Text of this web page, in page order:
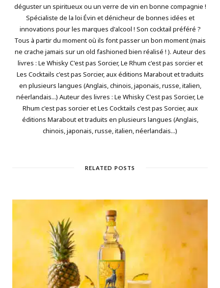
déguster un spiritueux ou un verre de vin en bonne compagnie !
Spécialiste de la loi Évin et dénicheur de bonnes idées et
innovations pour les marques d'alcool ! Son cocktail préféré ?
Tous à partir du moment où ils font passer un bon moment (mais
ne crache jamais sur un old fashioned bien réalisé ! ). Auteur des
livres : Le Whisky C'est pas Sorcier, Le Rhum c'est pas sorcier et
Les Cocktails c'est pas Sorcier, aux éditions Marabout et traduits
en plusieurs langues (Anglais, chinois, japonais, russe, italien,
néerlandais...) Auteur des livres : Le Whisky C'est pas Sorcier, Le
Rhum c'est pas sorcier et Les Cocktails c'est pas Sorcier, aux
éditions Marabout et traduits en plusieurs langues (Anglais,
chinois, japonais, russe, italien, néerlandais...)
RELATED POSTS